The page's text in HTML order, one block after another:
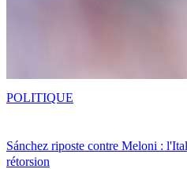
Sánchez riposte contre Meloni :
rétorsion
POLITIQUE